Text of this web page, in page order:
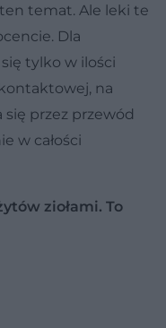
ten temat. Ale leki te
Dla
tylko w ilości
kontaktowej, na
się przez przewód
w całości
ziołami. To